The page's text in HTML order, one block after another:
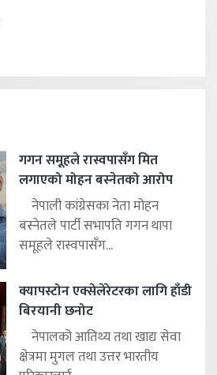
गगन समूहले रास्वपासँग मित
लगाएको मोहन बस्नेतको आरोप
नेपाली कांग्रेसका नेता मोहन
बस्नेतले पार्टी सभापति गगन थापा
समूहले रास्वपासँग...
क्यापस्टोन एक्सेलेरेटरका लागि हाँडी
बिरयानी छनोट
नेपालको आतिथ्य तथा खाद्य सेवा
क्षेत्रमा मुगल तथा उत्तर भारतीय